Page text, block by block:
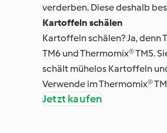
verderben. Diese deshalb
Kartoffeln schälen
Kartoffeln schälen? Ja,
TM6 und Thermomix® TM5.
schält mühelos Kartoffeln
Verwende im Thermomix®
Jetzt kaufen